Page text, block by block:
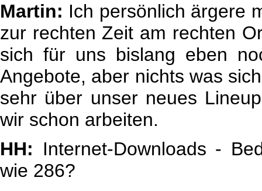
Martin: Ich persönlich ärgere
zur rechten Zeit am rechten
sich für uns bislang eben
Angebote, aber nichts was
sehr über unser neues
wir schon arbeiten.
HH: Internet-Downloads -
wie 286?